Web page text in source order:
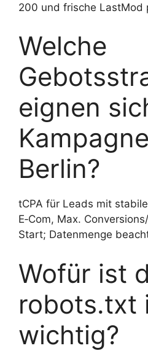
200 und frische LastMod
Welche
eignen
Berlin?
tCPA für Leads mit
E‑Com, Max.
Start; Datenmenge
Wofür ist
robots.txt
wichtig?